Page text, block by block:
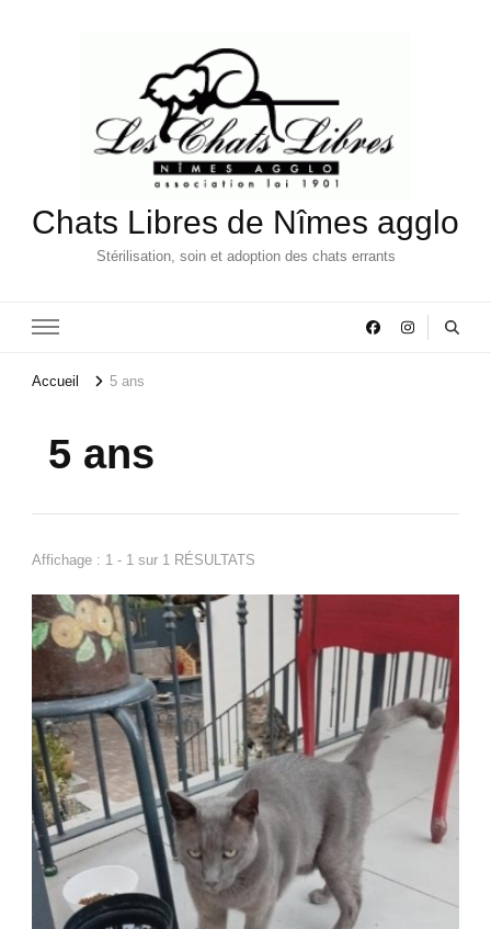
Chats Libres de Nîmes agglo
Stérilisation, soin et adoption des chats errants
Accueil 5 ans
5 ans
Affichage : 1 - 1 sur 1 RÉSULTATS